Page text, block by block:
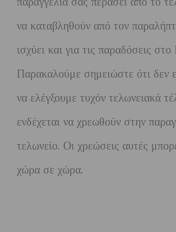
να καταβληθούν από τον
ισχύει και για τις παραδόσεις
Παρακαλούμε σημειώστε ότι δεν
να ελέγξουμε τυχόν τελωνειακά
ενδέχεται να χρεωθούν στην
τελωνείο. Οι χρεώσεις αυτές
χώρα σε χώρα.